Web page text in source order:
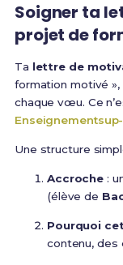
Soigner ta
projet de
Ta lettre de
formation motivé
chaque vœu. Ce
Une structure
Accroche :
(élève de
Pourquoi
contenu, des